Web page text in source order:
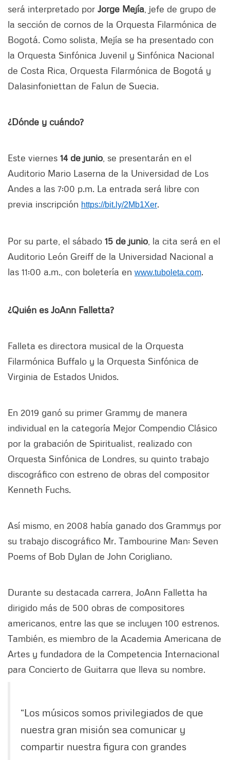
será interpretado por Jorge Mejía , jefe de grupo de
la sección de cornos de la Orquesta Filarmónica de
Bogotá. Como solista, Mejía se ha presentado con
la Orquesta Sinfónica Juvenil y Sinfónica Nacional
de Costa Rica, Orquesta Filarmónica de Bogotá y
Dalasinfoniettan de Falun de Suecia.
¿Dónde y cuándo?
Este viernes 14 de junio , se presentarán en el
Auditorio Mario Laserna de la Universidad de Los
Andes a las 7:00 p.m. La entrada será libre con
previa inscripción https://bit.ly/2Mb1Xer.
Por su parte, el sábado 15 de junio , la cita será en el
Auditorio León Greiff de la Universidad Nacional a
las 11:00 a.m., con boletería en www.tuboleta.com.
¿Quién es JoAnn Falletta?
Falleta es directora musical de la Orquesta
Filarmónica Buffalo y la Orquesta Sinfónica de
Virginia de Estados Unidos.
En 2019 ganó su primer Grammy de manera
individual en la categoría Mejor Compendio Clásico
por la grabación de Spiritualist, realizado con
Orquesta Sinfónica de Londres, su quinto trabajo
discográfico con estreno de obras del compositor
Kenneth Fuchs.
Así mismo, en 2008 había ganado dos Grammys por
su trabajo discográfico Mr. Tambourine Man: Seven
Poems of Bob Dylan de John Corigliano.
Durante su destacada carrera, JoAnn Falletta ha
dirigido más de 500 obras de compositores
americanos, entre las que se incluyen 100 estrenos.
También, es miembro de la Academia Americana de
Artes y fundadora de la Competencia Internacional
para Concierto de Guitarra que lleva su nombre.
“Los músicos somos privilegiados de que
nuestra gran misión sea comunicar y
compartir nuestra figura con grandes